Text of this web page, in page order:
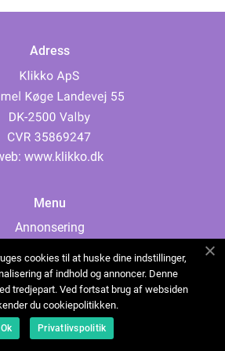
Adress
www.klikko.dk
Menu
Annonsering
Cookies
Kontakta oss
Sitemap
cookies til at huske dine indstillinger,
af indhold og annoncer. Denne
tredjepart. Ved fortsat brug af websiden
du cookiepolitikken.
Ok Privatlivspolitik